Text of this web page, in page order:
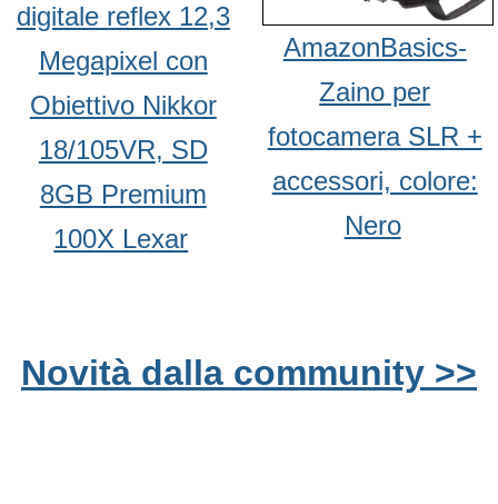
digitale reflex 12,3
Megapixel con
Obiettivo Nikkor
18/105VR, SD
8GB Premium
100X Lexar
AmazonBasics-
Zaino per
fotocamera SLR +
accessori, colore:
Nero
Novità dalla community >>